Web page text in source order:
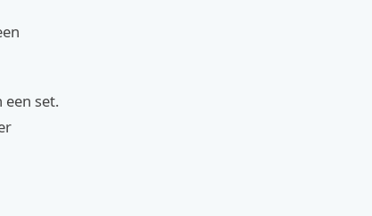
set.